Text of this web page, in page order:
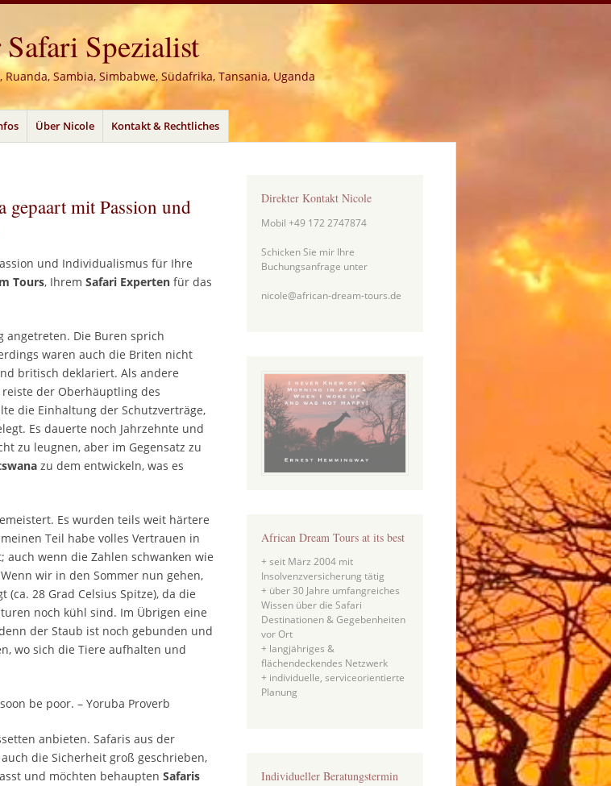
Spezialist
Sambia, Simbabwe, Südafrika, Tansania, Uganda
Über Nicole Kontakt & Rechtliches
mit Passion und
und Individualismus für Ihre
Tours, Ihrem Safari Experten für das
angetreten. Die Buren sprich
waren auch die Briten nicht
britisch deklariert. Als andere
der Oberhäuptling des
die Einhaltung der Schutzverträge,
Es dauerte noch Jahrzehnte und
zu leugnen, aber im Gegensatz zu
zu dem entwickeln, was es
Es wurden teils weit härtere
Teil habe volles Vertrauen in
wenn die Zahlen schwanken wie
wir in den Sommer nun gehen,
(ca. 28 Grad Celsius Spitze), da die
noch kühl sind. Im Übrigen eine
der Staub ist noch gebunden und
wo sich die Tiere aufhalten und
be poor. – Yoruba Proverb
anbieten. Safaris aus der
die Sicherheit groß geschrieben,
und möchten behaupten Safaris
Direkter Kontakt Nicole
Mobil +49 172 2747874
Schicken Sie mir Ihre
Buchungsanfrage unter
nicole@african-dream-tours.de
African Dream Tours at its best
+ seit März 2004 mit
Insolvenzversicherung tätig
+ über 30 Jahre umfangreiches
Wissen über die Safari
Destinationen & Gegebenheiten
vor Ort
+ langjähriges &
flächendeckendes Netzwerk
+ individuelle, serviceorientierte
Planung
Individueller Beratungstermin